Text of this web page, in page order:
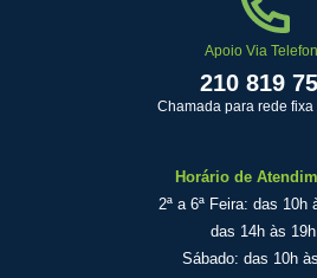
Apoio Via
210 819
Chamada para rede fixa
Horário de
2ª a 6ª Feira: das 10h
das 14h às
Sábado: das 10h